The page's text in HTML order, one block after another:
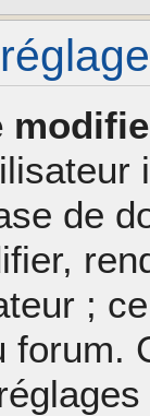
de
;
forum.